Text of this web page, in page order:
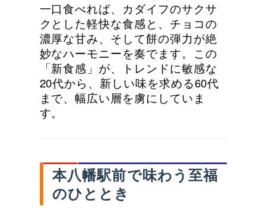
一口食べれば、カダイフのサクサ
クとした軽快な食感と、チョコの
濃厚な甘み、そして餅の弾力が絶
妙なハーモニーを奏でます。この
「新食感」が、トレンドに敏感な
20代から、新しい味を求める60代
まで、幅広い層を虜にしていま
す。
本八幡駅前で味わう至福
のひととき